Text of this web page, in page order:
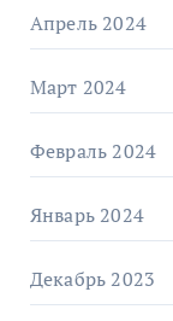
Апрель 2024
Март 2024
Февраль 2024
Январь 2024
Декабрь 2023